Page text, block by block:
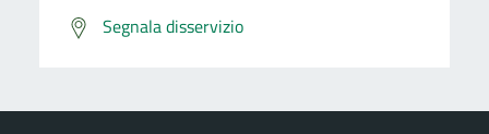
Segnala disservizio